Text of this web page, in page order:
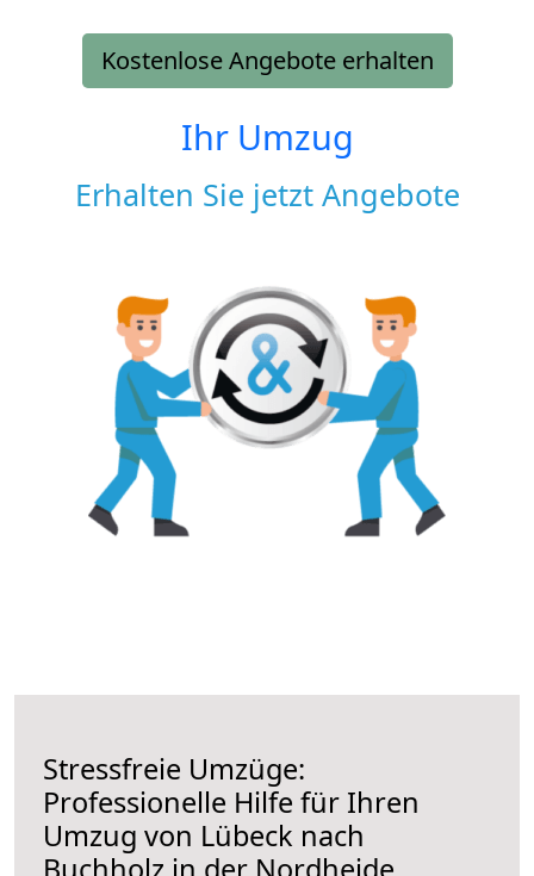
Kostenlose Angebote erhalten
Ihr Umzug
Erhalten Sie jetzt Angebote
Stressfreie Umzüge:
Professionelle Hilfe für Ihren
Umzug von Lübeck nach